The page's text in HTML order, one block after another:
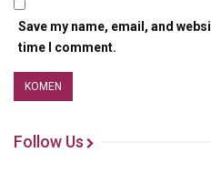
Save my name, email, and
time I comment.
Follow Us